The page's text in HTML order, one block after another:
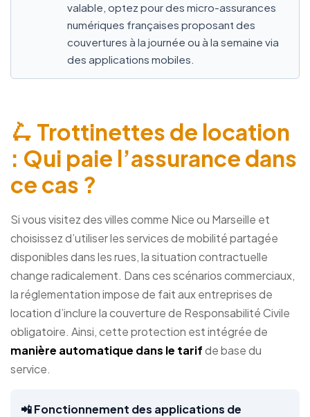
valable, optez pour des micro-assurances
numériques françaises proposant des
couvertures à la journée ou à la semaine via
des applications mobiles.
🛴 Trottinettes de location
: Qui paie l’assurance dans
ce cas ?
Si vous visitez des villes comme Nice ou Marseille et
choisissez d’utiliser les services de mobilité partagée
disponibles dans les rues, la situation contractuelle
change radicalement. Dans ces scénarios commerciaux,
la réglementation impose de fait aux entreprises de
location d’inclure la couverture de Responsabilité Civile
obligatoire. Ainsi, cette protection est intégrée de
manière automatique dans le tarifde base du
service.
📲 Fonctionnement des applications de